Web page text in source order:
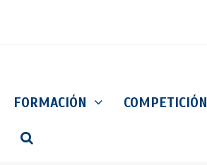
FORMACIÓN COMPETICIÓN